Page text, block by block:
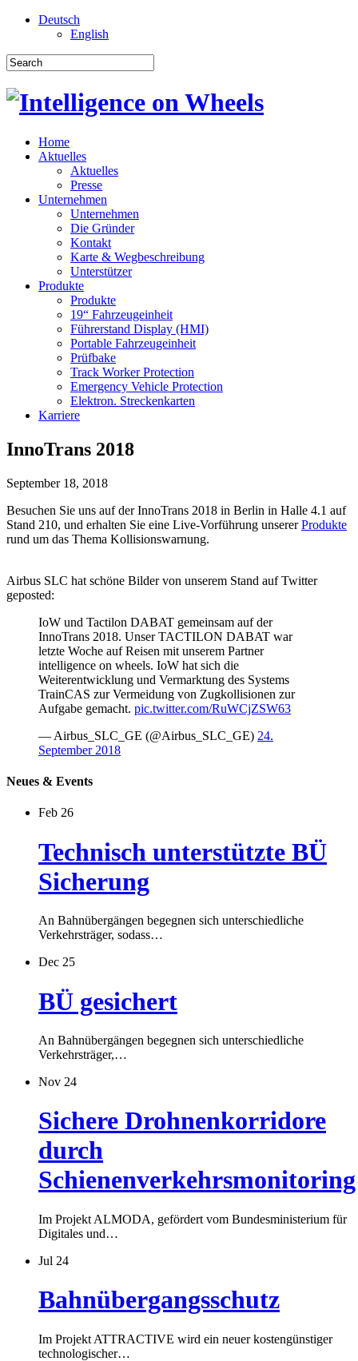
Deutsch
English
Home
Aktuelles
Aktuelles
Presse
Unternehmen
Unternehmen
Die Gründer
Kontakt
Karte & Wegbeschreibung
Unterstützer
Produkte
Produkte
19“ Fahrzeugeinheit
Führerstand Display (HMI)
Portable Fahrzeugeinheit
Prüfbake
Track Worker Protection
Emergency Vehicle Protection
Elektron. Streckenkarten
Karriere
InnoTrans 2018
September 18, 2018
Besuchen Sie uns auf der InnoTrans 2018 in Berlin in Halle 4.1 auf
Stand 210, und erhalten Sie eine Live-Vorführung unsererProdukte
rund um das Thema Kollisionswarnung.
Airbus SLC hat schöne Bilder von unserem Stand auf Twitter
geposted:
IoW und Tactilon DABAT gemeinsam auf der
InnoTrans 2018. Unser TACTILON DABAT war
letzte Woche auf Reisen mit unserem Partner
intelligence on wheels. IoW hat sich die
Weiterentwicklung und Vermarktung des Systems
TrainCAS zur Vermeidung von Zugkollisionen zur
Aufgabe gemacht. pic.twitter.com/RuWCjZSW63
— Airbus_SLC_GE (@Airbus_SLC_GE) 24.
September 2018
Neues & Events
Feb 26
Technisch unterstützte BÜ
Sicherung
An Bahnübergängen begegnen sich unterschiedliche
Verkehrsträger, sodass…
Dec 25
BÜ gesichert
An Bahnübergängen begegnen sich unterschiedliche
Verkehrsträger,…
Nov 24
Sichere Drohnenkorridore
durch
Schienenverkehrsmonitoring
Im Projekt ALMODA, gefördert vom Bundesministerium für
Digitales und…
Jul 24
Bahnübergangsschutz
Im Projekt ATTRACTIVE wird ein neuer kostengünstiger
technologischer…